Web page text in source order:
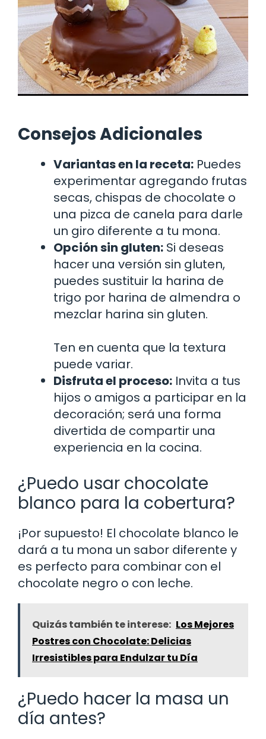
Consejos Adicionales
Variantas en la receta: Puedes
experimentar agregando frutas
secas, chispas de chocolate o
una pizca de canela para darle
un giro diferente a tu mona.
Opción sin gluten: Si deseas
hacer una versión sin gluten,
puedes sustituir la harina de
trigo por harina de almendra o
mezclar harina sin gluten.
Ten en cuenta que la textura
puede variar.
Disfruta el proceso: Invita a tus
hijos o amigos a participar en la
decoración; será una forma
divertida de compartir una
experiencia en la cocina.
¿Puedo usar chocolate
blanco para la cobertura?
¡Por supuesto! El chocolate blanco le
dará a tu mona un sabor diferente y
es perfecto para combinar con el
chocolate negro o con leche.
Quizás también te interese: Los Mejores
Postres con Chocolate: Delicias
Irresistibles para Endulzar tu Día
¿Puedo hacer la masa un
día antes?